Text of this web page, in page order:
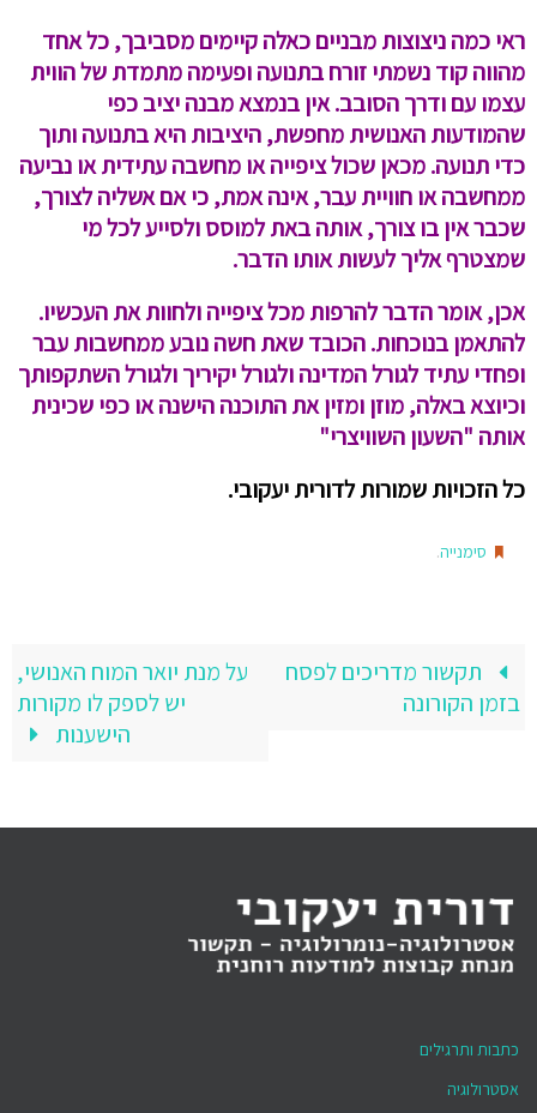
ראי כמה ניצוצות מבניים כאלה קיימים מסביבך, כל אחד
מהווה קוד נשמתי זורח בתנועה ופעימה מתמדת של הווית
עצמו עם ודרך הסובב. אין בנמצא מבנה יציב כפי
שהמודעות האנושית מחפשת, היציבות היא בתנועה ותוך
כדי תנועה. מכאן שכול ציפייה או מחשבה עתידית או נביעה
ממחשבה או חוויית עבר, אינה אמת, כי אם אשליה לצורך,
שכבר אין בו צורך, אותה באת למוסס ולסייע לכל מי
שמצטרף אליך לעשות אותו הדבר.
אכן, אומר הדבר להרפות מכל ציפייה ולחוות את העכשיו.
להתאמן בנוכחות. הכובד שאת חשה נובע ממחשבות עבר
ופחדי עתיד לגורל המדינה ולגורל יקיריך ולגורל השתקפותך
וכיוצא באלה, מוזן ומזין את התוכנה הישנה או כפי שכינית
אותה "השעון השוויצרי"
כל הזכויות שמורות לדורית יעקובי.
סימנייה.
תקשור מדריכים לפסח
בזמן הקורונה
על מנת יואר המוח האנושי,
יש לספק לו מקורות
הישענות
כתבות ותרגילים
אסטרולוגיה